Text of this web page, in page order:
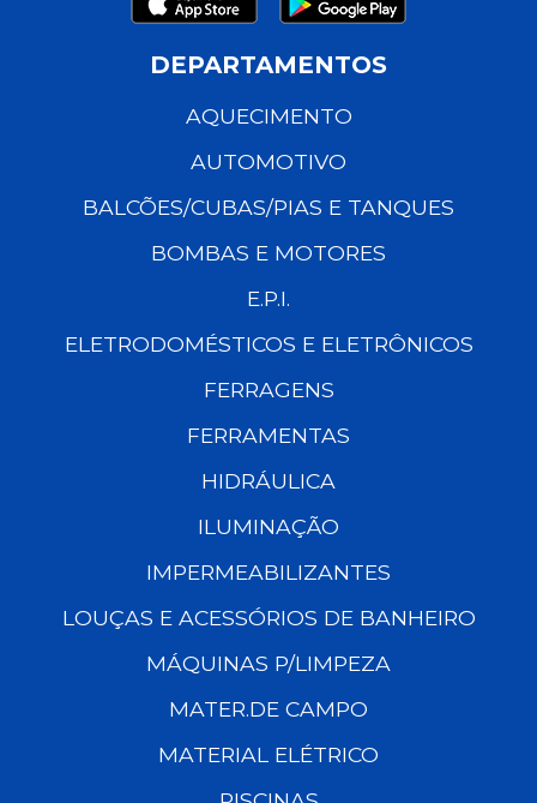
DEPARTAMENTOS
AQUECIMENTO
AUTOMOTIVO
BALCÕES/CUBAS/PIAS E TANQUES
BOMBAS E MOTORES
E.P.I.
ELETRODOMÉSTICOS E ELETRÔNICOS
FERRAGENS
FERRAMENTAS
HIDRÁULICA
ILUMINAÇÃO
IMPERMEABILIZANTES
LOUÇAS E ACESSÓRIOS DE BANHEIRO
MÁQUINAS P/LIMPEZA
MATER.DE CAMPO
MATERIAL ELÉTRICO